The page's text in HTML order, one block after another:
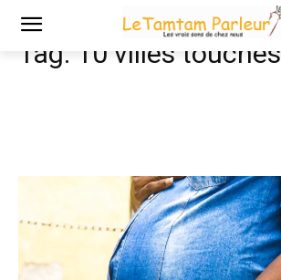
Tags 10 villes touchés
Tag: 10 villes touchés